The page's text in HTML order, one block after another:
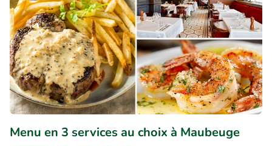
Menu en 3 services au choix à Maubeuge